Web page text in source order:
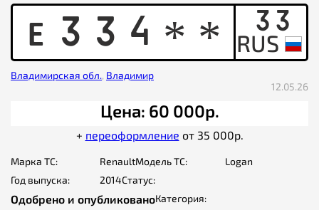
E 3 3 4 * *
33
Владимирская обл., Владимир
12.05.26
Цена: 60 000р.
+ переоформление от 35 000р.
Марка ТС: RenaultМодель ТС:
Logan
Год выпуска:
2014Статус:
Одобрено и опубликованоКатегория: